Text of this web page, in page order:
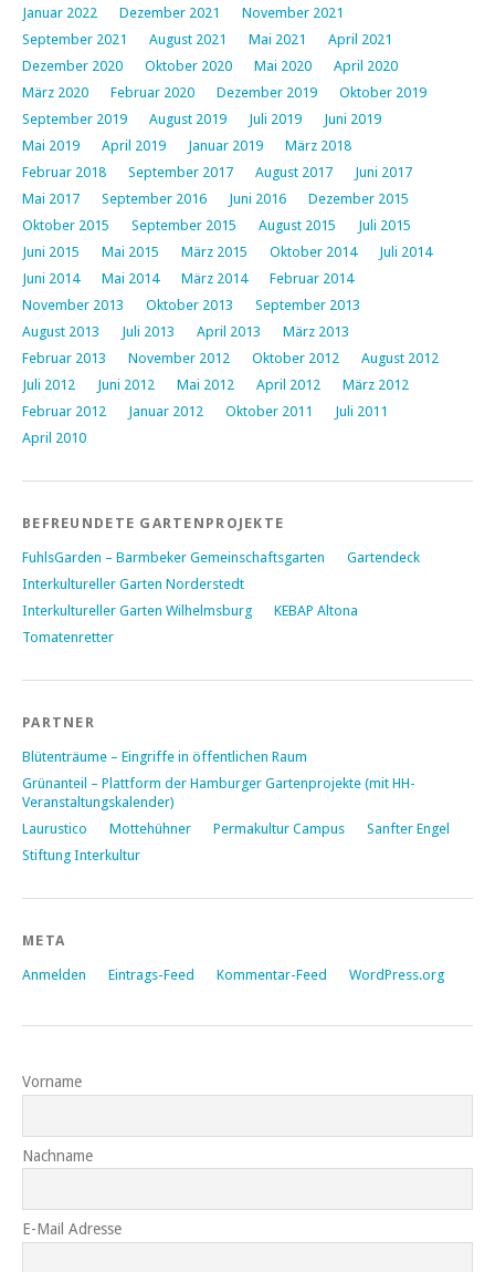
Januar 2022
Dezember 2021
November 2021
September 2021
August 2021 Mai 2021
April 2021
Dezember 2020
Oktober 2020 Mai 2020
April 2020
März 2020
Februar 2020 Dezember 2019
Oktober 2019
September 2019
August 2019 Juli 2019
Juni 2019
Mai 2019
April 2019 Januar 2019
März 2018
Februar 2018
September 2017 August 2017
Juni 2017
Mai 2017
September 2016 Juni 2016
Dezember 2015
Oktober 2015
September 2015 August 2015
Juli 2015
Juni 2015
Mai 2015 März 2015 Oktober 2014
Juli 2014
Juni 2014
Mai 2014 März 2014
Februar 2014
November 2013
Oktober 2013
September 2013
August 2013
Juli 2013 April 2013
März 2013
Februar 2013
November 2012 Oktober 2012
August 2012
Juli 2012
Juni 2012 Mai 2012 April 2012
März 2012
Februar 2012
Januar 2012 Oktober 2011
Juli 2011
April 2010
BEFREUNDETE GARTENPROJEKTE
FuhlsGarden – Barmbeker Gemeinschaftsgarten
Gartendeck
Interkultureller Garten Norderstedt
Interkultureller Garten Wilhelmsburg
KEBAP Altona
Tomatenretter
PARTNER
Blütenträume – Eingriffe in öffentlichen Raum
Grünanteil – Plattform der Hamburger Gartenprojekte (mit HH-
Veranstaltungskalender)
Laurustico
Mottehühner Permakultur Campus
Sanfter Engel
Stiftung Interkultur
META
Anmelden Eintrags-Feed Kommentar-Feed WordPress.org
Vorname
Nachname
E-Mail Adresse